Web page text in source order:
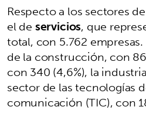
Respecto a los sectores
el deservicios, que
total, con 5.762
de la construcción, con
con 340 (4,6%), la
sector de las tecnologías
comunicación (TIC), con